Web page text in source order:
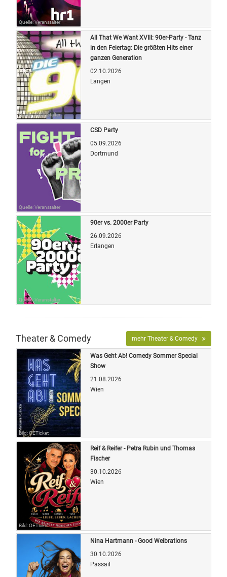
Quelle: Veranstalter
Quelle: Veranstalter
All That We Want XVIII: 90er-Party - Tanz
in den Feiertag: Die größten Hits einer
ganzen Generation
02.10.2026
Langen
Quelle: Veranstalter
CSD Party
05.09.2026
Dortmund
Quelle: Veranstalter
90er vs. 2000er Party
26.09.2026
Erlangen
Theater & Comedy mehr Theater & Comedy
Bild: OETicket
Was Geht Ab! Comedy Sommer Special
Show
21.08.2026
Wien
Bild: OETicket
Reif & Reifer - Petra Rubin und Thomas
Fischer
30.10.2026
Wien
Nina Hartmann - Good Weibrations
30.10.2026
Passail